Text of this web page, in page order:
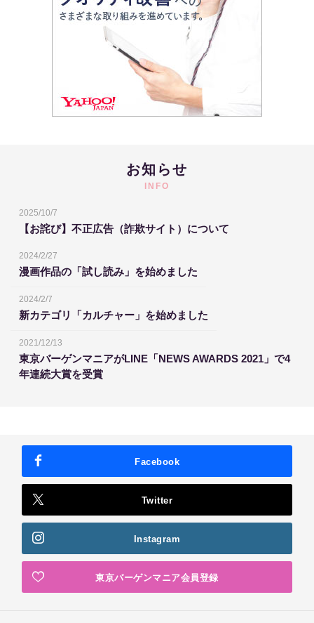
お知らせ
INFO
2025/10/7
【お詫び】不正広告（詐欺サイト）について
2024/2/27
漫画作品の「試し読み」を始めました
2024/2/7
新カテゴリ「カルチャー」を始めました
2021/12/13
東京バーゲンマニアがLINE「NEWS AWARDS 2021」で4
年連続大賞を受賞
Facebook
Twitter
Instagram
東京バーゲンマニア会員登録